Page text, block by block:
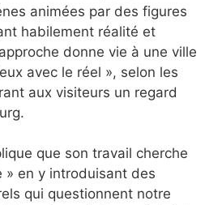
animées par des figures
habilement réalité et
donne vie à une ville
avec le réel », selon les
aux visiteurs un regard
que son travail cherche
» en y introduisant des
qui questionnent notre